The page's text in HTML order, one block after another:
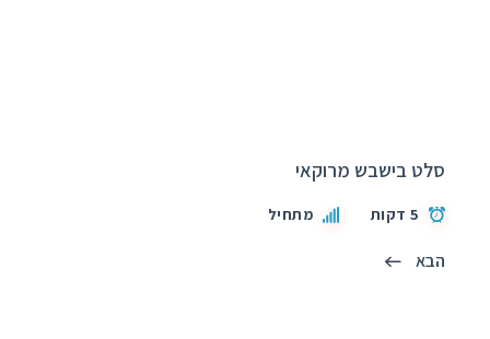
סלט בישבש מרוקאי
5 דקות מתחיל
הבא